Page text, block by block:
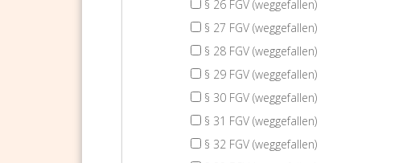
§ 26 FGV (weggefallen)
§ 27 FGV (weggefallen)
§ 28 FGV (weggefallen)
§ 29 FGV (weggefallen)
§ 30 FGV (weggefallen)
§ 31 FGV (weggefallen)
§ 32 FGV (weggefallen)